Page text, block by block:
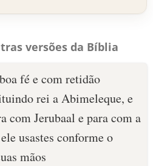
versões da Bíblia
fé e com retidão
rei a Abimeleque, e
com Jerubaal e para com a
usastes conforme o
mãos